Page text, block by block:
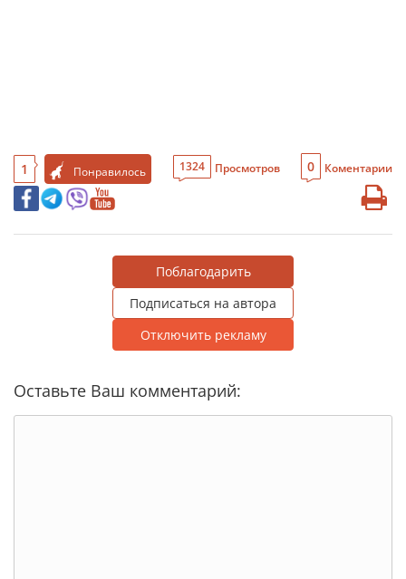
1 Понравилось 1324 Просмотров 0 Коментарии
Поблагодарить
Подписаться на автора
Отключить рекламу
Оставьте Ваш комментарий: